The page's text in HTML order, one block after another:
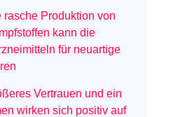
rasche Produktion von
kann die
für neuartige
Vertrauen und ein
wirken sich positiv auf